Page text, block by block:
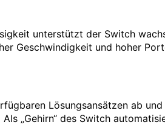
unterstützt der Switch
Geschwindigkeit und hoher
Lösungsansätzen ab
„Gehirn“ des Switch